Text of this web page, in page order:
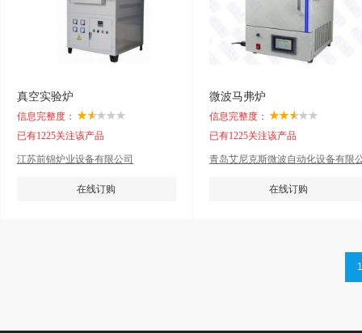
真空实验炉
信息完整度：
已有1225关注该产品
江苏前锦炉业设备有限公司
在线订购
微波马弗炉
信息完整度：
已有1225关注该产品
青岛艾尼克斯微波自动化设备有限
在线订购
1